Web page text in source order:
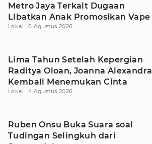
Metro Jaya Terkait Dugaan
Libatkan Anak Promosikan Vape
Lokal 6 Agustus 2026
Lima Tahun Setelah Kepergian
Raditya Oloan, Joanna Alexandra
Kembali Menemukan Cinta
Lokal 4 Agustus 2026
Ruben Onsu Buka Suara soal
Tudingan Selingkuh dari